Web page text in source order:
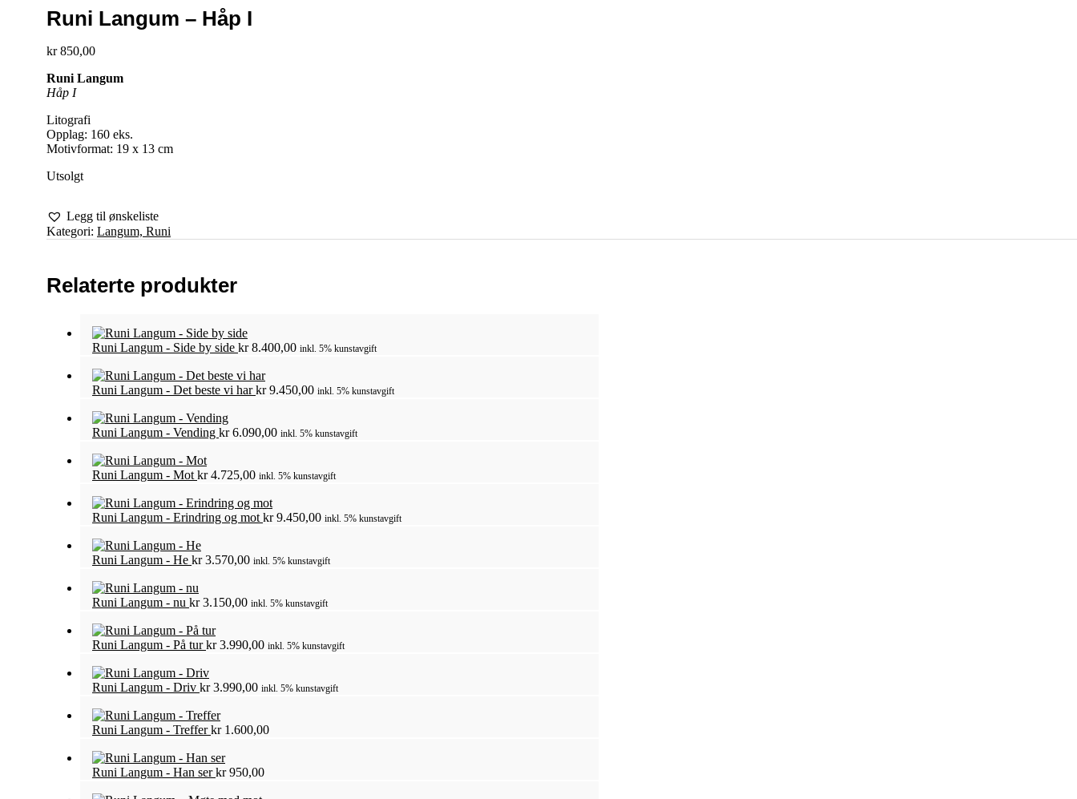
Runi Langum – Håp I
kr850,00
Runi Langum
Håp I
Litografi
Opplag: 160 eks.
Motivformat: 19 x 13 cm
Utsolgt
Legg til ønskeliste
Kategori: Langum, Runi
Relaterte produkter
Runi Langum - Side by side kr8.400,00 inkl. 5% kunstavgift
Runi Langum - Det beste vi harkr9.450,00 inkl. 5% kunstavgift
Runi Langum - Vending kr6.090,00 inkl. 5% kunstavgift
Runi Langum - Mot kr4.725,00 inkl. 5% kunstavgift
Runi Langum - Erindring og mot kr9.450,00 inkl. 5% kunstavgift
Runi Langum - He kr3.570,00 inkl. 5% kunstavgift
Runi Langum - nu kr3.150,00 inkl. 5% kunstavgift
Runi Langum - På turkr3.990,00 inkl. 5% kunstavgift
Runi Langum - Driv kr3.990,00 inkl. 5% kunstavgift
Runi Langum - Trefferkr1.600,00
Runi Langum - Han serkr950,00